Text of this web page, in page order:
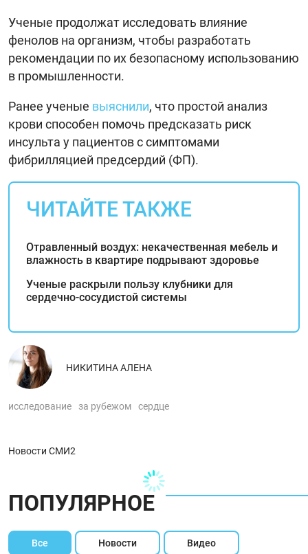
Ученые продолжат исследовать влияние
фенолов на организм, чтобы разработать
рекомендации по их безопасному использованию
в промышленности.
Ранее ученые выяснили, что простой анализ
крови способен помочь предсказать риск
инсульта у пациентов с симптомами
фибрилляцией предсердий (ФП).
ЧИТАЙТЕ ТАКЖЕ
Отравленный воздух: некачественная мебель и
влажность в квартире подрывают здоровье
Ученые раскрыли пользу клубники для
сердечно-сосудистой системы
НИКИТИНА АЛЕНА
исследование за рубежом сердце
Новости СМИ2
ПОПУЛЯРНОЕ
Все Новости Видео